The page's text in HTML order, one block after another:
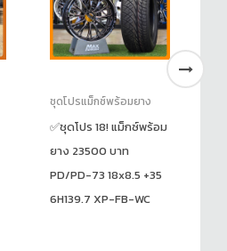
ชุดโปรแม็กซ์พร้อมยาง
✅ชุดโปร 18! แม็กซ์พร้อม
ยาง 23500 บาท
PD/PD-73 18x8.5 +35
6H139.7 XP-FB-WC